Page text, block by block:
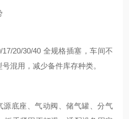
20/30/40 全规格插塞，车间不
混用，减少备件库存种类。
源底座、气动阀、储气罐、分气